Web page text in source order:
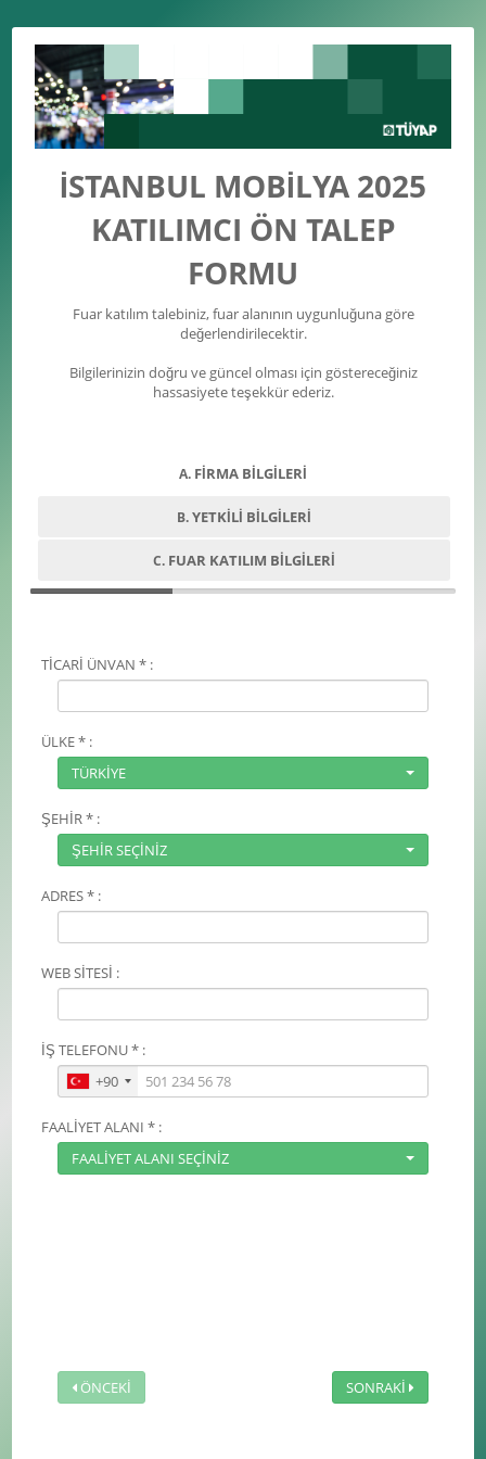
İSTANBUL MOBİLYA 2025
KATILIMCI ÖN TALEP
FORMU
Fuar katılım talebiniz, fuar alanının uygunluğuna göre
değerlendirilecektir.
Bilgilerinizin doğru ve güncel olması için göstereceğiniz
hassasiyete teşekkür ederiz.
A. FİRMA BİLGİLERİ
B.YETKİLİ BİLGİLERİ
C. FUAR KATILIM BİLGİLERİ
TİCARİ ÜNVAN * :
ÜLKE * :
TÜRKİYE
ŞEHİR * :
ŞEHİR SEÇİNİZ
ADRES * :
WEB SİTESİ :
İŞ TELEFONU * :
+90
FAALİYET ALANI * :
FAALİYET ALANI SEÇİNİZ
ÖNCEKİ SONRAKİ